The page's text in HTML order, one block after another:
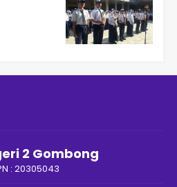
2 Gombong
: 20305043